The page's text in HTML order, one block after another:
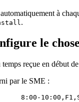
à
.
le
reçue en début
par le SME :